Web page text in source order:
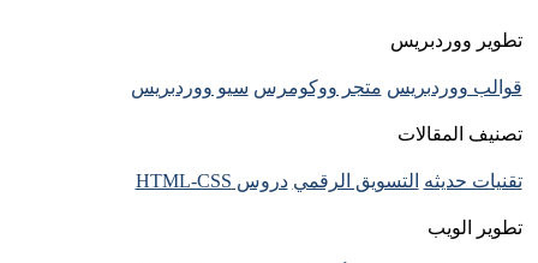
تطوير ووردبريس
قوالب ووردبريس متجر ووكومرس سيو ووردبريس
تصنيف المقالات
تقنيات حديثه التسويق الرقمي دروس HTML-CSS
تطوير الويب